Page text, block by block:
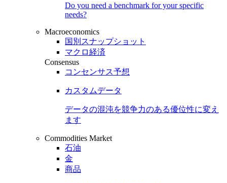
Do you need a benchmark for your specific
needs?
Macroeconomics
国別スナップショット
マクロ経済
Consensus
コンセンサス予想
カスタムデータ
データの混沌を競争力のある優位性に変え
ます
Commodities Market
石油
金
商品